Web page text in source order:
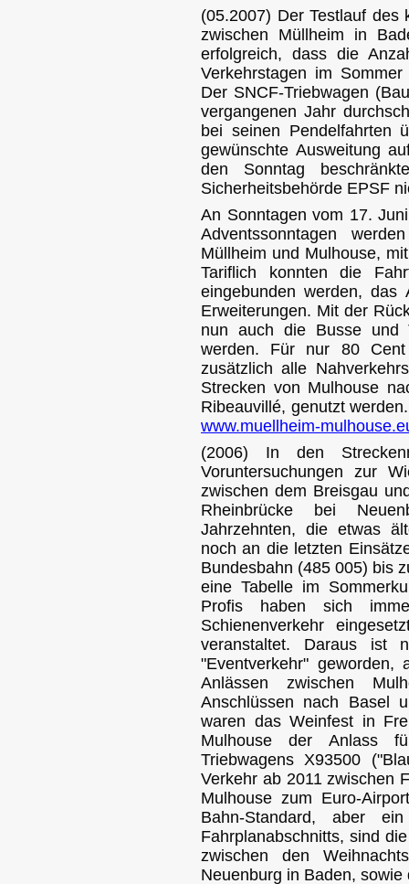
(05.2007) Der Testlauf des
zwischen Müllheim in
erfolgreich, dass die
Verkehrstagen im
Der SNCF-Triebwagen
vergangenen Jahr
bei seinen Pendelfahrten
gewünschte Ausweitung
den Sonntag
Sicherheitsbehörde EPSF
An Sonntagen vom 17.
Adventssonntagen
Müllheim und Mulhouse,
Tariflich konnten die
eingebunden werden, das
Erweiterungen. Mit der
nun auch die Busse und
werden. Für nur 80
zusätzlich alle
Strecken von Mulhouse
Ribeauvillé, genutzt
www.muellheim-
(2006) In den
Voruntersuchungen zur
zwischen dem Breisgau
Rheinbrücke bei
Jahrzehnten, die etwas
noch an die letzten
Bundesbahn (485 005) bis
eine Tabelle im
Profis haben sich
Schienenverkehr
veranstaltet. Daraus ist
"Eventverkehr" geworden,
Anlässen zwischen
Anschlüssen nach Basel
waren das Weinfest in
Mulhouse der Anlass
Triebwagens X93500
Verkehr ab 2011 zwischen
Mulhouse zum Euro-
Bahn-Standard, aber
Fahrplanabschnitts, sind
zwischen den
Neuenburg in Baden,